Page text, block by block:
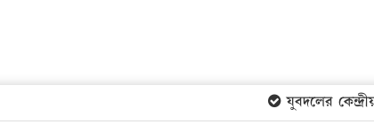
যুবদলের কেন্দ্রীয়